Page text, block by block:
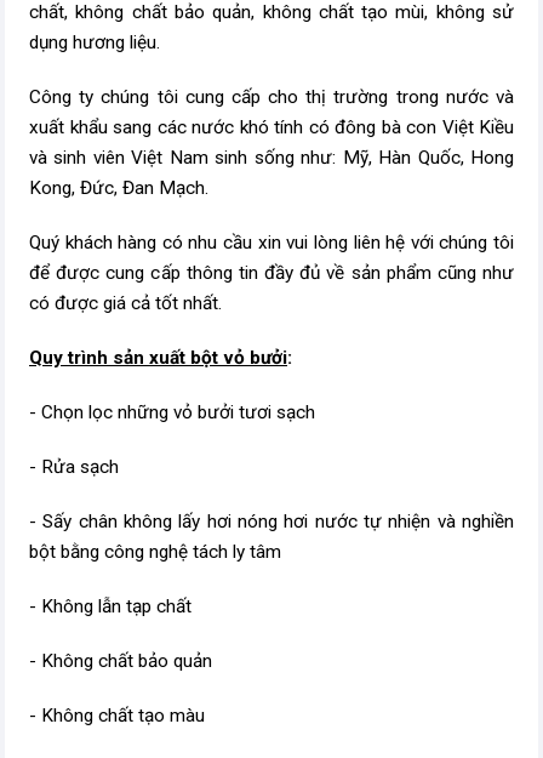
chất, không chất bảo quản, không chất tạo mùi, không sử
dụng hương liệu.
Công ty chúng tôi cung cấp cho thị trường trong nước và
xuất khẩu sang các nước khó tính có đông bà con Việt Kiều
và sinh viên Việt Nam sinh sống như: Mỹ, Hàn Quốc, Hong
Kong, Đức, Đan Mạch.
Quý khách hàng có nhu cầu xin vui lòng liên hệ với chúng tôi
để được cung cấp thông tin đầy đủ về sản phẩm cũng như
có được giá cả tốt nhất.
Quy trình sản xuất bột vỏ bưởi:
- Chọn lọc những vỏ bưởi tươi sạch
- Rửa sạch
- Sấy chân không lấy hơi nóng hơi nước tự nhiện và nghiền
bột bằng công nghệ tách ly tâm
- Không lẫn tạp chất
- Không chất bảo quản
- Không chất tạo màu